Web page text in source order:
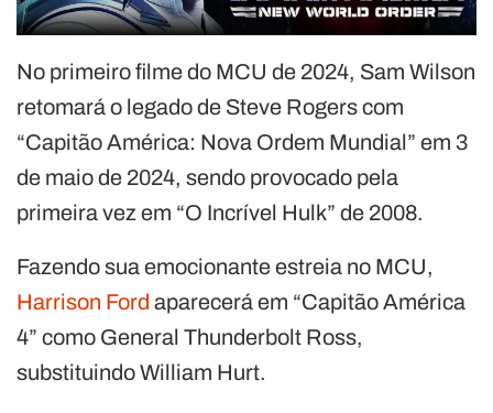
No primeiro filme do MCU de 2024, Sam Wilson
retomará o legado de Steve Rogers com
“Capitão América: Nova Ordem Mundial” em 3
de maio de 2024, sendo provocado pela
primeira vez em “O Incrível Hulk” de 2008.
Fazendo sua emocionante estreia no MCU,
Harrison Ford aparecerá em “Capitão América
4” como General Thunderbolt Ross,
substituindo William Hurt.